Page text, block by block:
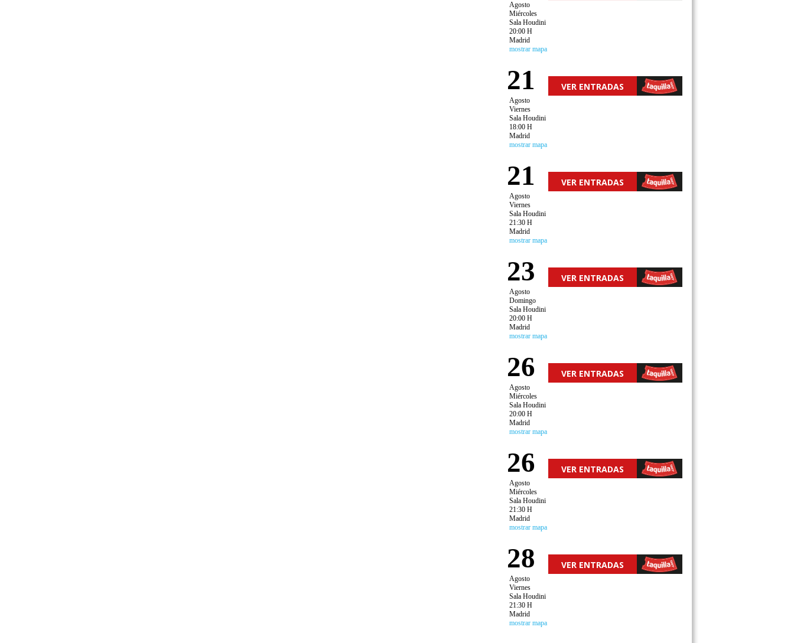
Agosto
Miércoles
Sala Houdini
20:00 H
Madrid
mostrar mapa
21 VER ENTRADAS
Agosto
Viernes
Sala Houdini
18:00 H
Madrid
mostrar mapa
21 VER ENTRADAS
Agosto
Viernes
Sala Houdini
21:30 H
Madrid
mostrar mapa
23 VER ENTRADAS
Agosto
Domingo
Sala Houdini
20:00 H
Madrid
mostrar mapa
26 VER ENTRADAS
Agosto
Miércoles
Sala Houdini
20:00 H
Madrid
mostrar mapa
26 VER ENTRADAS
Agosto
Miércoles
Sala Houdini
21:30 H
Madrid
mostrar mapa
28 VER ENTRADAS
Agosto
Viernes
Sala Houdini
21:30 H
Madrid
mostrar mapa